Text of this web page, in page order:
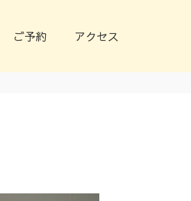
ご予約 アクセス